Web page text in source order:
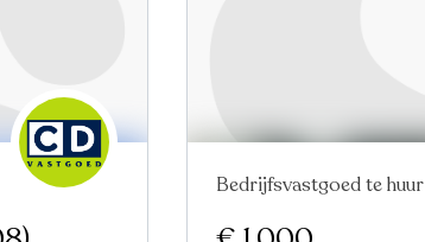
Verhuurd Nieuw
Bedrijfsvastgoed te huur